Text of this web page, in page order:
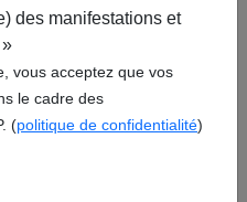
:
des manifestations et
vous acceptez que vos
le cadre des
(politique de confidentialité)